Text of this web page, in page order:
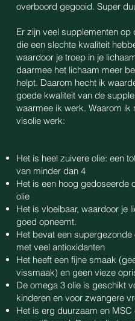
overboord gegooid. Super
Er zijn veel supplementen op
die een slechte kwaliteit
waardoor je troep in je
daarmee het lichaam meer
helpt. Daarom hecht ik
goede kwaliteit van de
waarmee ik werk. Waarom ik
visolie werk:
Het is heel zuivere olie: een
van minder dan 4
Het is een hoog gedoseerde
olie
Het is vloeibaar, waardoor je
goed opneemt.
Het bevat een supergezonde
met veel antioxidanten
Het heeft een fijne smaak
vissmaak) en geen vieze
De omega 3 olie is geschikt
kinderen en voor zwangere
Het is erg duurzaam en MSC